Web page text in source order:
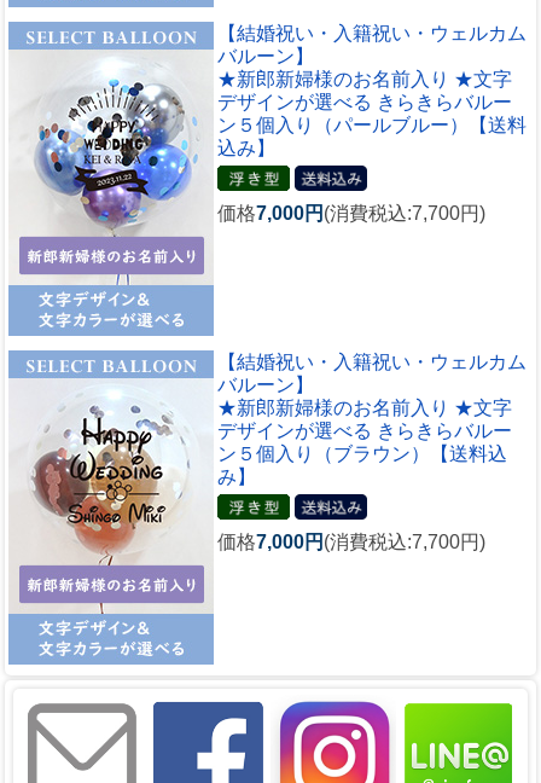
【結婚祝い・入籍祝い・ウェルカム
バルーン】
★新郎新婦様のお名前入り ★文字
デザインが選べる きらきらバルー
ン５個入り（パールブルー）【送料
込み】
価格7,000円 (消費税込:7,700円)
【結婚祝い・入籍祝い・ウェルカム
バルーン】
★新郎新婦様のお名前入り ★文字
デザインが選べる きらきらバルー
ン５個入り（ブラウン）【送料込
み】
価格7,000円 (消費税込:7,700円)